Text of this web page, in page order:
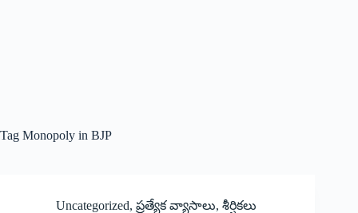
Tag Monopoly in BJP
Uncategorized, ప్రత్యేక వ్యాసాలు, శీర్షికలు